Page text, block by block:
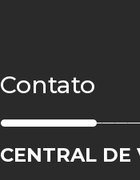
Contato
CENTRAL DE